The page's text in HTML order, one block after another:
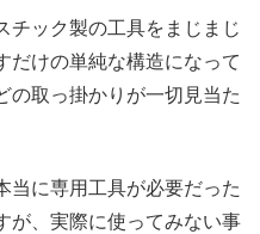
チック製の工具をまじまじ
だけの単純な構造になって
の取っ掛かりが一切見当た
当に専用工具が必要だった
が、実際に使ってみない事